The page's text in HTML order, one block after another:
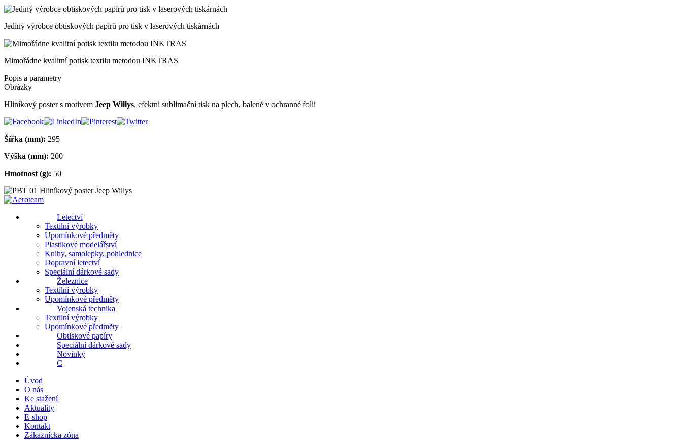
Jediný výrobce obtiskových papírů pro tisk v laserových tiskárnách
Mimořádne kvalitní potisk textilu metodou INKTRAS
Popis a parametry
Obrázky
Hliníkový poster s motivem Jeep Willys, efektni sublimační tisk na plech, balené v ochranné folii
Šířka (mm): 295
Výška (mm): 200
Hmotnost (g): 50
Letectví
Textilní výrobky
Upomínkové předměty
Plastikové modelářství
Knihy, samolepky, pohlednice
Dopravní letectví
Speciální dárkové sady
Železnice
Textilní výrobky
Upomínkové předměty
Vojenská technika
Textilní výrobky
Upomínkové předměty
Obtiskové papíry
Speciální dárkové sady
Novinky
C
Úvod
O nás
Ke stažení
Aktuality
E-shop
Kontakt
Zákaznícka zóna